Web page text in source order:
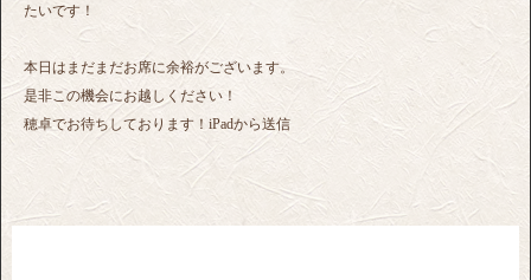
たいです！
本日はまだまだお席に余裕がございます。
是非この機会にお越しください！
穂卓でお待ちしております！iPadから送信